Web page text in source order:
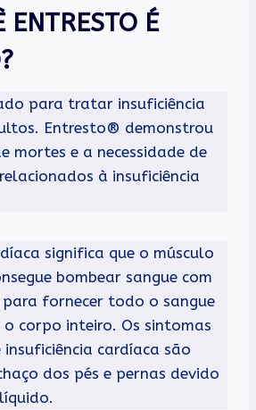
ENTRESTO É
para tratar insuficiência
Entresto® demonstrou
mortes e a necessidade de
à insuficiência
significa que o músculo
bombear sangue com
fornecer todo o sangue
o corpo inteiro. Os sintomas
insuficiência cardíaca são
dos pés e pernas devido